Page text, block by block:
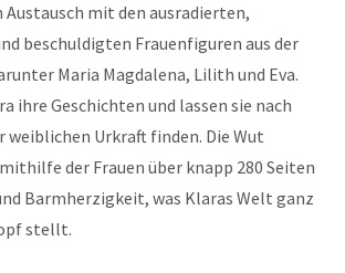
Austausch mit den ausradierten,
beschuldigten Frauenfiguren aus der
Maria Magdalena, Lilith und Eva.
ihre Geschichten und lassen sie nach
weiblichen Urkraft finden. Die Wut
der Frauen über knapp 280 Seiten
Barmherzigkeit, was Klaras Welt ganz
stellt.